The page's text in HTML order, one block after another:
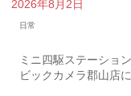
2026年8月2日
日常
ミニ四駆ステーショ
ビックカメラ郡山店